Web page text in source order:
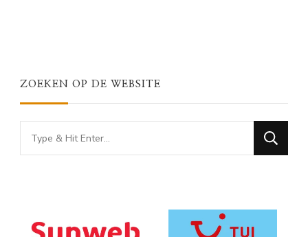
ZOEKEN OP DE WEBSITE
Looking
for